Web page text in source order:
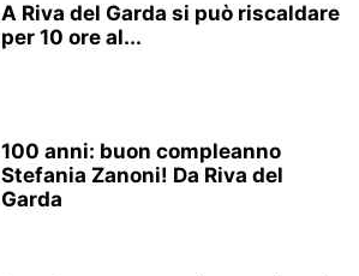
A Riva del Garda si può riscaldare
per 10 ore al...
100 anni: buon compleanno
Stefania Zanoni! Da Riva del
Garda